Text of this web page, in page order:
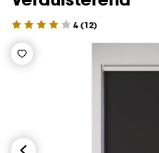
4(12)